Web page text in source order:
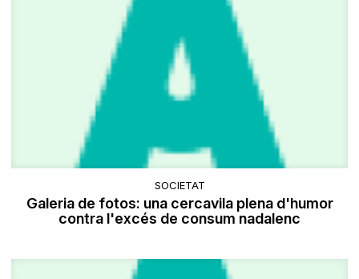
SOCIETAT
Galeria de fotos: una cercavila plena d'humor
contra l'excés de consum nadalenc